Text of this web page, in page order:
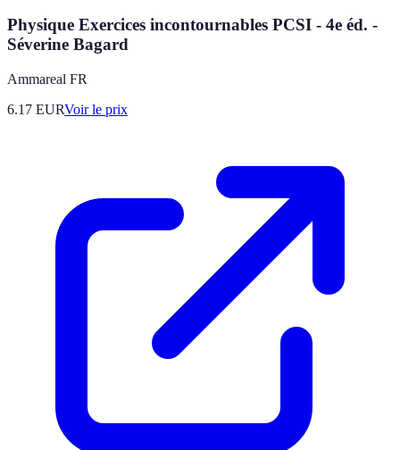
Physique Exercices incontournables PCSI - 4e éd. -
Séverine Bagard
Ammareal FR
6.17 EURVoir le prix